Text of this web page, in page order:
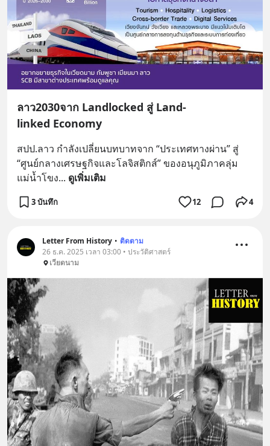
ลาว2030จาก Landlocked สู่ Land-
linked Economy
สปป.ลาว กำลังเปลี่ยนบทบาทจาก “ประเทศทางผ่าน” สู่
“ศูนย์กลางเศรษฐกิจและโลจิสติกส์” ของอนุภูมิภาคลุ่ม
แม่น้ำโขง... ดูเพิ่มเติม
3 บันทึก 12 4
Letter From History • ติดตาม
26 ธ.ค. 2025 เวลา 03:00 • ประวัติศาสตร์
เวียดนาม